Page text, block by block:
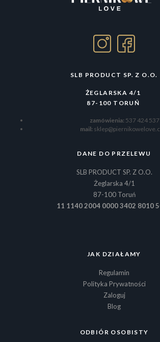
SLB PRODUCT SP. Z O.O.
ŻEGLARSKA 4/1
87-100 TORUŃ
zamówienia: 537 424 537
mail:
DANE DO PRZELEWU
SLB PRODUCT SP. Z O.O.
Żeglarska 4/1
87-100 Toruń
11 1140 2004 0000 3402 8010
JAK DZIAŁAMY
Regulamin
Polityka Prywatności
Zaloguj
Blog
ODBIÓR OSOBISTY